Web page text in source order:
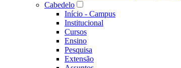
Cabedelo
Início - Campus
Institucional
Cursos
Ensino
Pesquisa
Extensão